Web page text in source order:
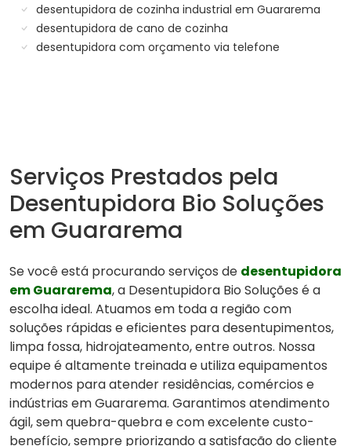
desentupidora de cozinha industrial em Guararema
desentupidora de cano de cozinha
desentupidora com orçamento via telefone
Serviços Prestados pela
Desentupidora Bio Soluções
em Guararema
Se você está procurando serviços de desentupidora
em Guararema, a Desentupidora Bio Soluções é a
escolha ideal. Atuamos em toda a região com
soluções rápidas e eficientes para desentupimentos,
limpa fossa, hidrojateamento, entre outros. Nossa
equipe é altamente treinada e utiliza equipamentos
modernos para atender residências, comércios e
indústrias em Guararema. Garantimos atendimento
ágil, sem quebra-quebra e com excelente custo-
benefício, sempre priorizando a satisfação do cliente